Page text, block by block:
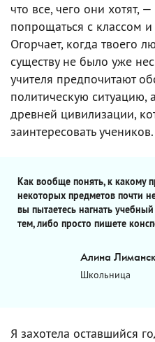
что все, чего они хотят,
попрощаться с классом
Огорчает, когда твоего
существу не было уже
учителя предпочитают
политическую ситуацию,
древней цивилизации,
заинтересовать учеников.
Как вообще понять, к какому
некоторых предметов почти
вы пытаетесь нагнать
тем, либо просто пишете
Алина
Школьница
Я захотела оставшийся